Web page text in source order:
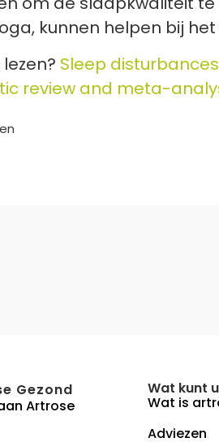
kunnen helpen bij
Sleep
review and meta-
Gezond
Artrose
Wat kunt
Wat is
Adviezen